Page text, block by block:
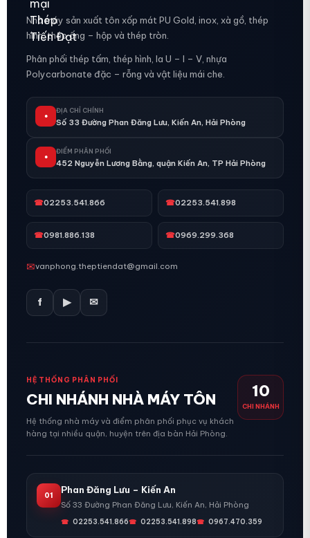
Nhà máy sản xuất tôn xốp mát PU Gold, inox, xà gồ, thép
hình, thép ống – hộp và thép tròn.
Phân phối thép tấm, thép hình, la U – I – V, nhựa
Polycarbonate đặc – rỗng và vật liệu mái che.
●
ĐỊA CHỈ CHÍNH
Số 33 Đường Phan Đăng Lưu, Kiến An, Hải Phòng
●
ĐIỂM PHÂN PHỐI
452 Nguyễn Lương Bằng, quận Kiến An, TP Hải Phòng
☎02253.541.866 ☎02253.541.898
☎0981.886.138 ☎0969.299.368
✉vanphong.theptiendat@gmail.com
f ▶ ✉
HỆ THỐNG PHÂN PHỐI
CHI NHÁNH NHÀ MÁY TÔN
Hệ thống nhà máy và điểm phân phối phục vụ khách
hàng tại nhiều quận, huyện trên địa bàn Hải Phòng.
10
CHI NHÁNH
01
Phan Đăng Lưu – Kiến An
Số 33 Đường Phan Đăng Lưu, Kiến An, Hải Phòng
02253.541.866 02253.541.898 0967.470.359